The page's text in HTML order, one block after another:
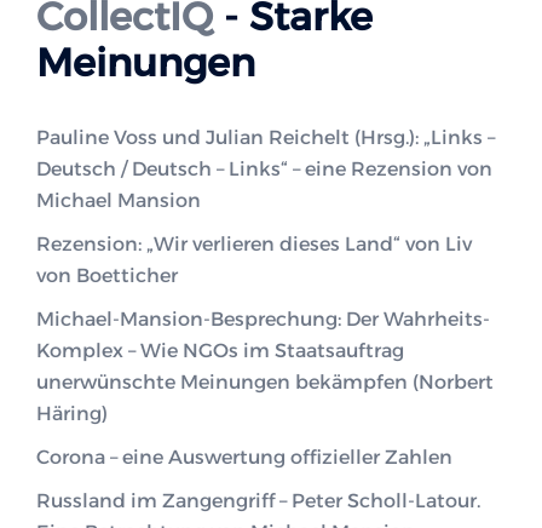
CollectIQ- Starke
Meinungen
Pauline Voss und Julian Reichelt (Hrsg.): „Links –
Deutsch / Deutsch – Links“ – eine Rezension von
Michael Mansion
Rezension: „Wir verlieren dieses Land“ von Liv
von Boetticher
Michael-Mansion-Besprechung: Der Wahrheits-
Komplex – Wie NGOs im Staatsauftrag
unerwünschte Meinungen bekämpfen (Norbert
Häring)
Corona – eine Auswertung offizieller Zahlen
Russland im Zangengriff – Peter Scholl-Latour.